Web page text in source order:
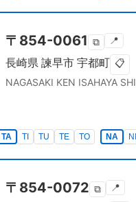
〒 854-0061 ⧉ 📍
長崎県 諫早市 宇都町 📋
NAGASAKI KEN ISAHAYA SHI
TA TI TU TE TO NA NI
〒 854-0072 ⧉ 📍